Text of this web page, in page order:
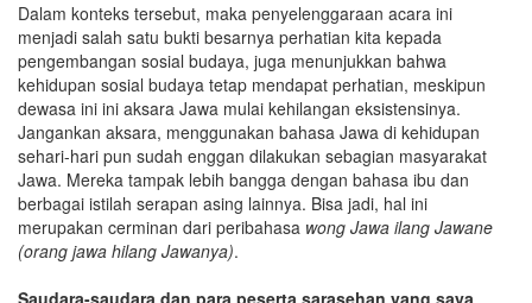
Dalam konteks tersebut, maka penyelenggaraan acara ini
menjadi salah satu bukti besarnya perhatian kita kepada
pengembangan sosial budaya, juga menunjukkan bahwa
kehidupan sosial budaya tetap mendapat perhatian, meskipun
dewasa ini ini aksara Jawa mulai kehilangan eksistensinya.
Jangankan aksara, menggunakan bahasa Jawa di kehidupan
sehari-hari pun sudah enggan dilakukan sebagian masyarakat
Jawa. Mereka tampak lebih bangga dengan bahasa ibu dan
berbagai istilah serapan asing lainnya. Bisa jadi, hal ini
merupakan cerminan dari peribahasa wong Jawa ilang Jawane
(orang jawa hilang Jawanya).
Saudara-saudara dan para peserta sarasehan yang saya